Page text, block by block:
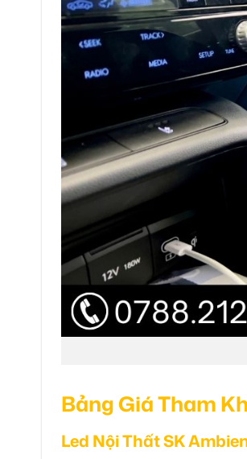
Bảng Giá Tham
Led Nội Thất SK